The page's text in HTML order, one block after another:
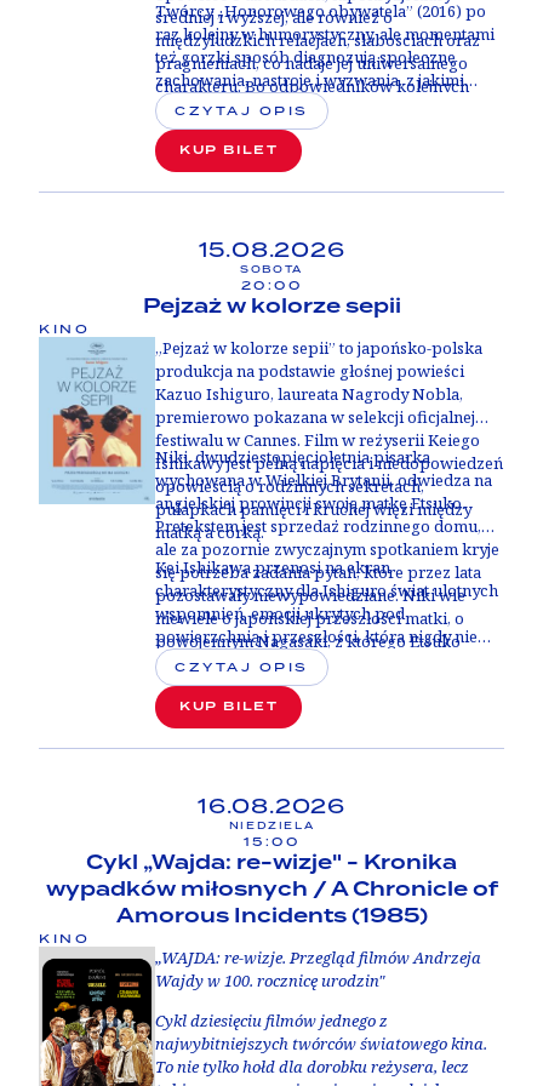
średniej i wyższej, ale również o
międzyludzkich relacjach, słabościach oraz
pragnieniach, co nadaje jej uniwersalnego
charakteru. Bo odpowiedników kolejnych
postaci, w których rolę wciela się Francella,
szukać można pod każdą długością i
szerokością geograficzną.
Twórcy „Honorowego obywatela” (2016) po
raz kolejny w humorystyczny, ale momentami
też gorzki sposób diagnozują społeczne
zachowania, nastroje i wyzwania, z jakimi
zmagamy się w dzisiejszej rzeczywistości na
całym świecie. Ich najnowszy film to
uniwersalna opowieść i celny portret
ludzkiego gatunku - nie tylko
Argentyńczyków.
CZYTAJ OPIS
KUP BILET
15.08.2026
SOBOTA
20:00
Pejzaż w kolorze sepii
KINO
„Pejzaż w kolorze sepii” to japońsko-polska
produkcja na podstawie głośnej powieści
Kazuo Ishiguro, laureata Nagrody Nobla,
premierowo pokazana w selekcji oficjalnej
festiwalu w Cannes. Film w reżyserii Keiego
Ishikawy jest pełną napięcia i niedopowiedzeń
opowieścią o rodzinnych sekretach,
pułapkach pamięci i kruchej więzi między
matką a córką.
Niki, dwudziestopięcioletnia pisarka
wychowana w Wielkiej Brytanii, odwiedza na
angielskiej prowincji swoją matkę Etsuko.
Pretekstem jest sprzedaż rodzinnego domu,
ale za pozornie zwyczajnym spotkaniem kryje
się potrzeba zadania pytań, które przez lata
pozostawały niewypowiedziane. Niki wie
niewiele o japońskiej przeszłości matki, o
powojennym Nagasaki, z którego Etsuko
wyjechała do Wielkiej Brytanii, ani o
okolicznościach, w jakich wraz z nią opuściła
Japonię jej starsza córka Keiko. Wyznania
Etsuko pełne są luk, uników i przemilczeń;
chroniącą przed bolesną pamięcią.
Kei Ishikawa przenosi na ekran
charakterystyczny dla Ishiguro świat ulotnych
wspomnień, emocji ukrytych pod
powierzchnią i przeszłości, która nigdy nie
daje się opowiedzieć do końca. Atmosferę
narastającego napięcia i tajemnicy budują
stylowe, hipnotyzujące zdjęcia Piotra
Niemyjskiego oraz muzyka Pawła Mykietyna,
kompozytora znanego z filmów „IO” i
odpowiada Mariusz Włodarski, producent
takich tytułów jak „Dziewczyna z igłą”,
„Sweat” czy „Brzydka siostra”.
CZYTAJ OPIS
KUP BILET
16.08.2026
NIEDZIELA
15:00
Cykl „Wajda: re-wizje" - Kronika
wypadków miłosnych / A Chronicle of
Amorous Incidents (1985)
KINO
„WAJDA: re-wizje. Przegląd filmów Andrzeja
Wajdy w 100. rocznicę urodzin"
Cykl dziesięciu filmów jednego z
najwybitniejszych twórców światowego kina.
To nie tylko hołd dla dorobku reżysera, lecz